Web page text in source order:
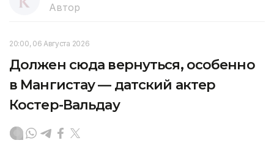
Автор
20:00, 06 Августа 2026
Должен сюда вернуться, особенно
в Мангистау — датский актер
Костер-Вальдау